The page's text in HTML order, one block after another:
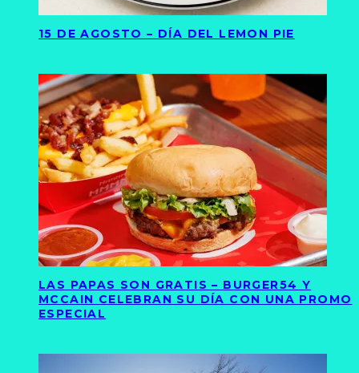
15 DE AGOSTO – DÍA DEL LEMON PIE
LAS PAPAS SON GRATIS – BURGER54 Y
MCCAIN CELEBRAN SU DÍA CON UNA PROMO
ESPECIAL